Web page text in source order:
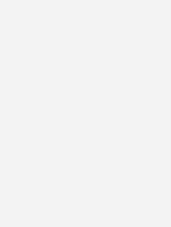
es Richtung
dem Abitur aber
gefahren und
er eigentlich
Wein
heute ist er ein
liebe den Job. Es